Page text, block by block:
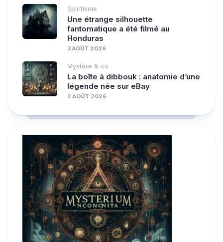
Spiritisme
Une étrange silhouette
fantomatique a été filmé au
Honduras
3 AOÛT 2026
Mystère & co
La boîte à dibbouk : anatomie d’une
légende née sur eBay
2 AOÛT 2026